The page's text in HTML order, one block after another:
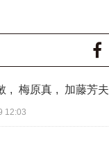
, 梅原真 , 加藤芳夫
12:03